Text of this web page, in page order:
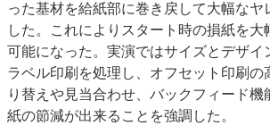
った基材を給紙部に巻き戻して大幅なヤ
した。これによりスタート時の損紙を大
可能になった。実演ではサイズとデザイ
ラベル印刷を処理し、オフセット印刷の
り替えや見当合わせ、バックフィード機
紙の節減が出来ることを強調した。